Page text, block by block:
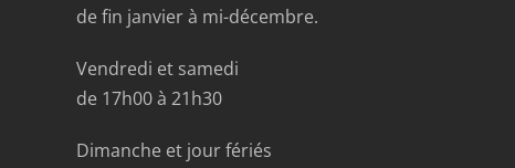
de fin janvier à mi-décembre.
Vendredi et samedi
de 17h00 à 21h30
Dimanche et jour fériés